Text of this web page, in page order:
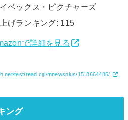
ベックス・ピクチャーズ
げランキング: 115
で詳細を見る
test/read.cgi/mnewsplus/1518664485/
ング